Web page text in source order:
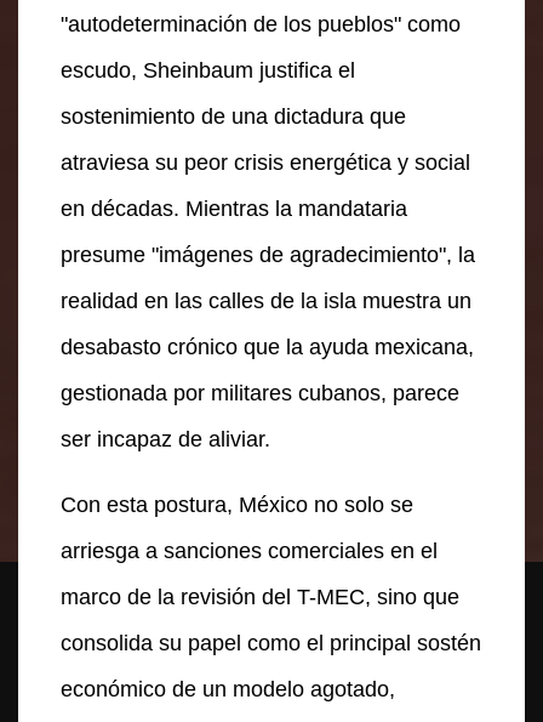
"autodeterminación de los pueblos" como
escudo, Sheinbaum justifica el
sostenimiento de una dictadura que
atraviesa su peor crisis energética y social
en décadas. Mientras la mandataria
presume "imágenes de agradecimiento", la
realidad en las calles de la isla muestra un
desabasto crónico que la ayuda mexicana,
gestionada por militares cubanos, parece
ser incapaz de aliviar.
Con esta postura, México no solo se
arriesga a sanciones comerciales en el
marco de la revisión del T-MEC, sino que
consolida su papel como el principal sostén
económico de un modelo agotado,